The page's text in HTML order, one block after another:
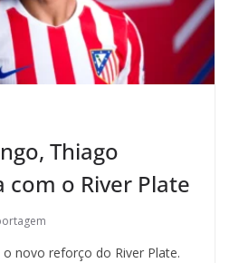
Thiago
o River Plate
novo reforço do River Plate.